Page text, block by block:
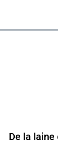
De la